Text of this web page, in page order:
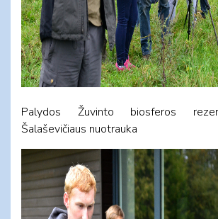
Palydos Žuvinto biosferos
Šalaševičiaus nuotrauka